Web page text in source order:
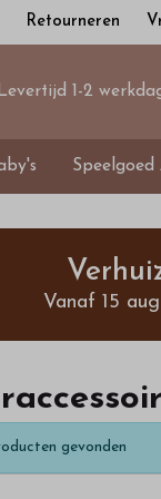
Retourneren
1-2
Speelgoed
Vanaf 15
gevonden